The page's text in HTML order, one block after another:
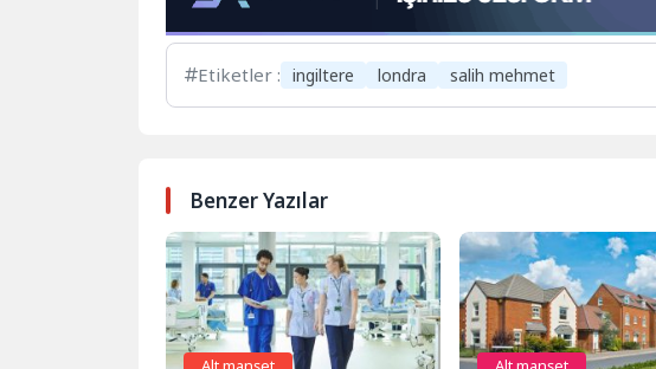
Etiketler : ingiltere londra salih mehmet
Benzer Yazılar